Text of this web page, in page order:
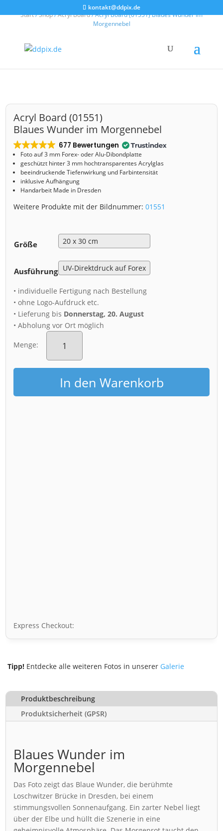
kontakt@ddpix.de
Start/Shop/Acryl Board/ Acryl Board (01551) Blaues Wunder im
Morgennebel
Acryl Board (01551)
Blaues Wunder im Morgennebel
677 Bewertungen
Foto auf 3 mm Forex- oder Alu-Dibondplatte
geschützt hinter 3 mm hochtransparentes Acrylglas
beeindruckende Tiefenwirkung und Farbintensität
inklusive Aufhängung
Handarbeit Made in Dresden
Weitere Produkte mit der Bildnummer:01551
Größe
Ausführung
• individuelle Fertigung nach Bestellung
• ohne Logo-Aufdruck etc.
• Lieferung bis Donnerstag, 20. August
• Abholung vor Ort möglich
Menge:
Acryl
Board
Blaues
Wunder
Morgennebel
Menge
In den Warenkorb
Express Checkout:
Tipp! Entdecke alle weiteren Fotos in unserer Galerie
Produktbeschreibung
Produktsicherheit (GPSR)
Blaues Wunder im
Morgennebel
Das Foto zeigt das Blaue Wunder, die berühmte
Loschwitzer Brücke in Dresden, bei einem
stimmungsvollen Sonnenaufgang. Ein zarter Nebel liegt
über der Elbe und hüllt die Szenerie in eine